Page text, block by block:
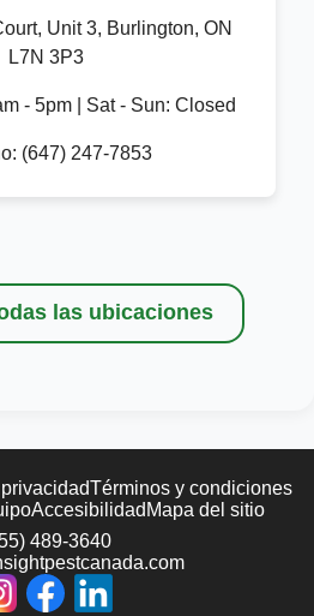
Unit 3, Burlington, ON
L7N 3P3
- 5pm | Sat - Sun: Closed
(647) 247-7853
las ubicaciones
Términos y condiciones
Accesibilidad Mapa del sitio
489-3640